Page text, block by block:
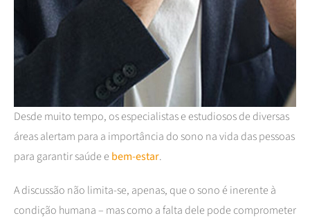
Desde muito tempo, os especialistas e estudiosos de diversas
áreas alertam para a importância do sono na vida das pessoas
para garantir saúde e bem-estar.
A discussão não limita-se, apenas, que o sono é inerente à
condição humana – mas como a falta dele pode comprometer